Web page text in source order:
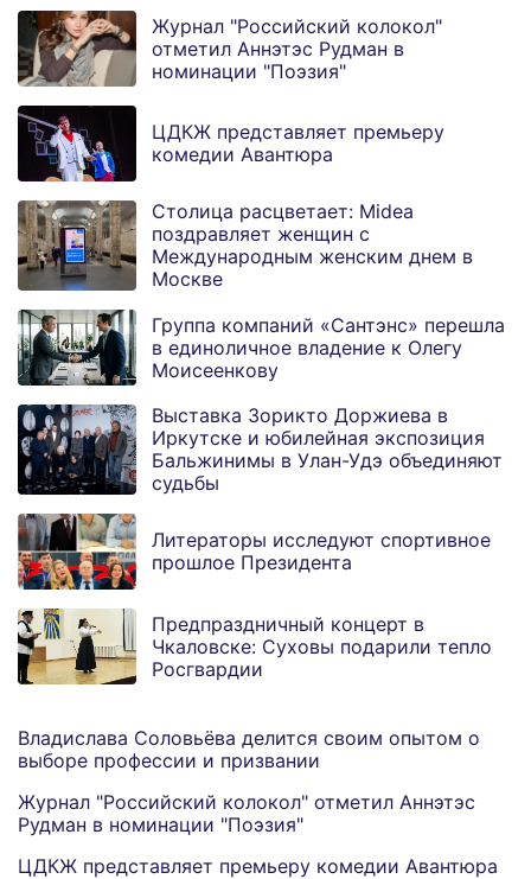
Журнал "Российский колокол"
отметил Аннэтэс Рудман в
номинации "Поэзия"
ЦДКЖ представляет премьеру
комедии Авантюра
Столица расцветает: Midea
поздравляет женщин с
Международным женским днем в
Москве
Группа компаний «Сантэнс» перешла
в единоличное владение к Олегу
Моисеенкову
Выставка Зорикто Доржиева в
Иркутске и юбилейная экспозиция
Бальжинимы в Улан-Удэ объединяют
судьбы
Литераторы исследуют спортивное
прошлое Президента
Предпраздничный концерт в
Чкаловске: Суховы подарили тепло
Росгвардии
Владислава Соловьёва делится своим опытом о
выборе профессии и призвании
Журнал "Российский колокол" отметил Аннэтэс
Рудман в номинации "Поэзия"
ЦДКЖ представляет премьеру комедии Авантюра